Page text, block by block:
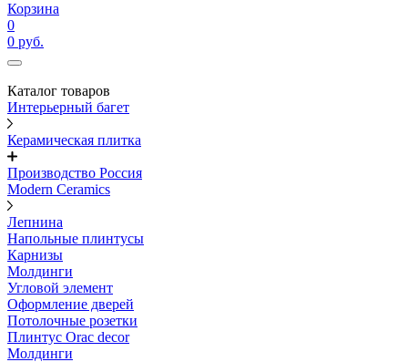
Корзина
0
0 руб.
Каталог товаров
Интерьерный багет
Керамическая плитка
Производство Россия
Modern Ceramics
Лепнина
Напольные плинтусы
Карнизы
Молдинги
Угловой элемент
Оформление дверей
Потолочные розетки
Плинтус Orac decor
Молдинги